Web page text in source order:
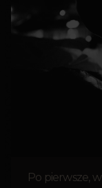
Po pierwsze,